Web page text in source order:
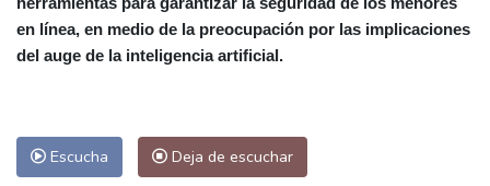
Las Palmas de Gran Canaria
29 °C
Ibiza
31 °C Buenos Aires
Panama City
31 °C
en línea, en medio de la preocupación por las implicaciones
del auge de la inteligencia artificial.
Escucha Deja de escuchar